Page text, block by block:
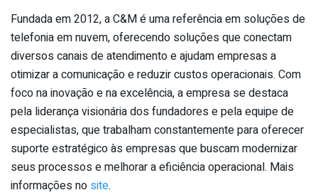
Fundada em 2012, a C&M é uma referência em soluções de
telefonia em nuvem, oferecendo soluções que conectam
diversos canais de atendimento e ajudam empresas a
otimizar a comunicação e reduzir custos operacionais. Com
foco na inovação e na excelência, a empresa se destaca
pela liderança visionária dos fundadores e pela equipe de
especialistas, que trabalham constantemente para oferecer
suporte estratégico às empresas que buscam modernizar
seus processos e melhorar a eficiência operacional. Mais
informações no site.